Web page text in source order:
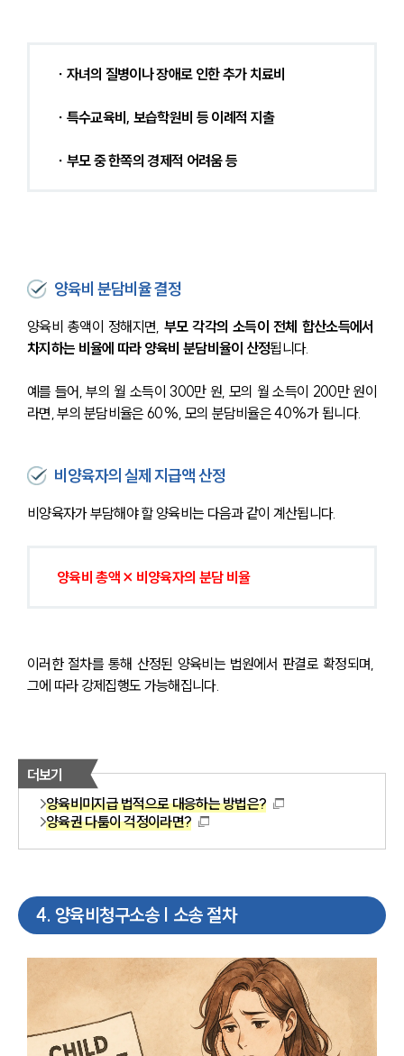
∙ 자녀의 질병이나 장애로 인한 추가 치료비
∙ 특수교육비, 보습학원비 등 이례적 지출
∙ 부모 중 한쪽의 경제적 어려움 등
양육비 분담비율 결정
양육비 총액이 정해지면, 부모 각각의 소득이 전체 합산소득에서
차지하는 비율에 따라 양육비 분담비율이 산정됩니다.
예를 들어, 부의 월 소득이 300만 원, 모의 월 소득이 200만 원이
라면, 부의 분담비율은 60%, 모의 분담비율은 40%가 됩니다.
비양육자의 실제 지급액 산정
비양육자가 부담해야 할 양육비는 다음과 같이 계산됩니다.
양육비 총액 × 비양육자의 분담 비율
이러한 절차를 통해 산정된 양육비는 법원에서 판결로 확정되며,
그에 따라 강제집행도 가능해집니다.
더보기
양육비미지급 법적으로 대응하는 방법은?
양육권 다툼이 걱정이라면?
4. 양육비청구소송 | 소송 절차